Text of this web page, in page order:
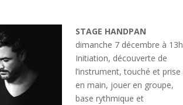
STAGE HANDPAN
dimanche 7 décembre à 13h
Initiation, découverte de
l’instrument, touché et prise
en main, jouer en groupe,
base rythmique et